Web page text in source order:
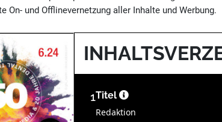
und Offlinevernetzung aller Inhalte und Werbung.
1Titel
Redaktion